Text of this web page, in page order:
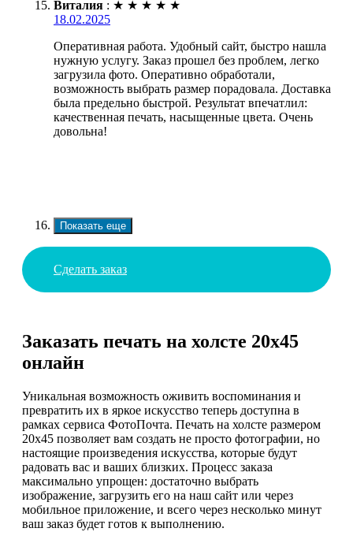
Виталия : ★ ★ ★ ★ ★
18.02.2025
Оперативная работа. Удобный сайт, быстро нашла
нужную услугу. Заказ прошел без проблем, легко
загрузила фото. Оперативно обработали,
возможность выбрать размер порадовала. Доставка
была предельно быстрой. Результат впечатлил:
качественная печать, насыщенные цвета. Очень
довольна!
Показать еще
Сделать заказ
Заказать печать на холсте 20х45
онлайн
Уникальная возможность оживить воспоминания и
превратить их в яркое искусство теперь доступна в
рамках сервиса ФотоПочта. Печать на холсте размером
20х45 позволяет вам создать не просто фотографии, но
настоящие произведения искусства, которые будут
радовать вас и ваших близких. Процесс заказа
максимально упрощен: достаточно выбрать
изображение, загрузить его на наш сайт или через
мобильное приложение, и всего через несколько минут
ваш заказ будет готов к выполнению.